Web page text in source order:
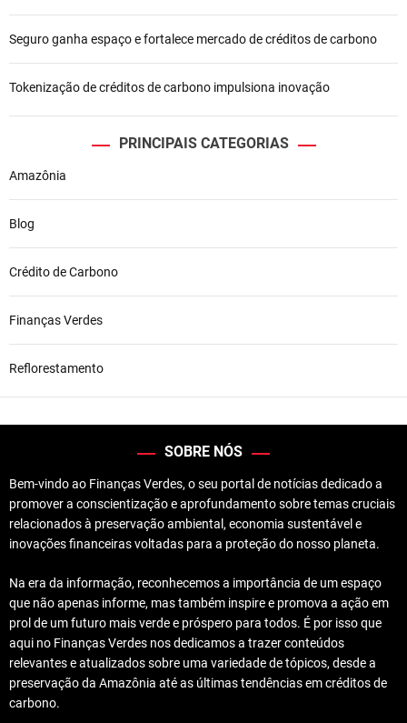
t
Seguro ganha espaço e fortalece mercado de créditos de carbono
Tokenização de créditos de carbono impulsiona inovação
PRINCIPAIS CATEGORIAS
Amazônia
Blog
Crédito de Carbono
Finanças Verdes
Reflorestamento
SOBRE NÓS
Bem-vindo ao Finanças Verdes, o seu portal de notícias dedicado a
promover a conscientização e aprofundamento sobre temas cruciais
relacionados à preservação ambiental, economia sustentável e
inovações financeiras voltadas para a proteção do nosso planeta.
Na era da informação, reconhecemos a importância de um espaço
que não apenas informe, mas também inspire e promova a ação em
prol de um futuro mais verde e próspero para todos. É por isso que
aqui no Finanças Verdes nos dedicamos a trazer conteúdos
relevantes e atualizados sobre uma variedade de tópicos, desde a
preservação da Amazônia até as últimas tendências em créditos de
carbono.